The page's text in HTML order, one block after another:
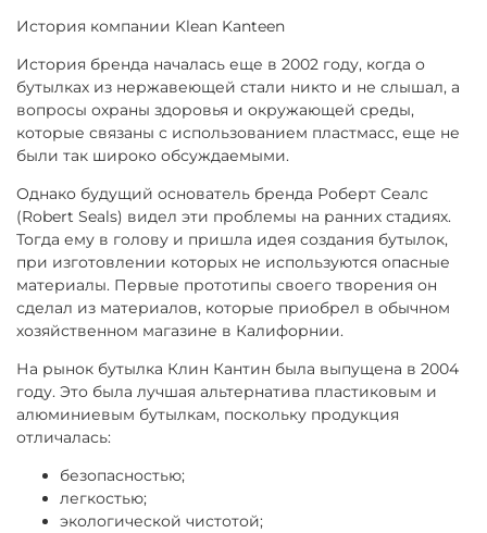
История компании Klean Kanteen
История бренда началась еще в 2002 году, когда о
бутылках из нержавеющей стали никто и не слышал, а
вопросы охраны здоровья и окружающей среды,
которые связаны с использованием пластмасс, еще не
были так широко обсуждаемыми.
Однако будущий основатель бренда Роберт Сеалс
(Robert Seals) видел эти проблемы на ранних стадиях.
Тогда ему в голову и пришла идея создания бутылок,
при изготовлении которых не используются опасные
материалы. Первые прототипы своего творения он
сделал из материалов, которые приобрел в обычном
хозяйственном магазине в Калифорнии.
На рынок бутылка Клин Кантин была выпущена в 2004
году. Это была лучшая альтернатива пластиковым и
алюминиевым бутылкам, поскольку продукция
отличалась:
безопасностью;
легкостью;
экологической чистотой;